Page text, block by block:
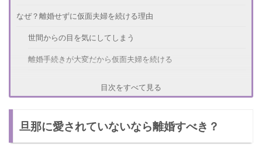
なぜ？離婚せずに仮面夫婦を続ける理由
世間からの目を気にしてしまう
離婚手続きが大変だから仮面夫婦を続ける
既に諦めている
愛されていないと危険？仮面夫婦の末路
目次をすべて見る
旦那に愛されていないなら離婚すべき？